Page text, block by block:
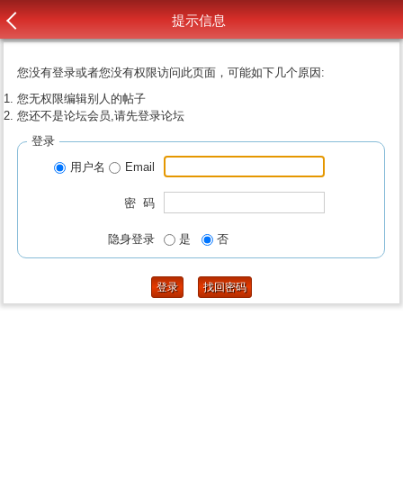
提示信息
您没有登录或者您没有权限访问此页面，可能如下几个原因:
您无权限编辑别人的帖子
您还不是论坛会员,请先登录论坛
登录
用户名
Email
密 码
隐身登录 是 否